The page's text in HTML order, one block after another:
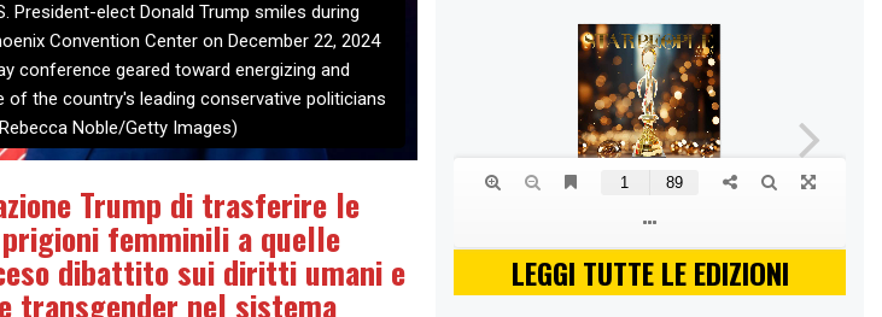
President-elect Donald Trump smiles during
Convention Center on December 22, 2024
conference geared toward energizing and
the country's leading conservative politicians
Noble/Getty Images)
Trump di trasferire le
femminili a quelle
dibattito sui diritti umani e
transgender nel sistema
LEGGI TUTTE LE EDIZIONI